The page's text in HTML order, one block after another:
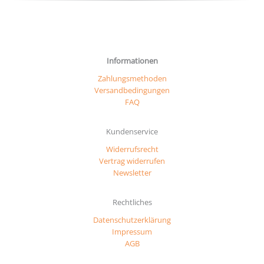
Informationen
Zahlungsmethoden
Versandbedingungen
FAQ
Kundenservice
Widerrufsrecht
Vertrag widerrufen
Newsletter
Rechtliches
Datenschutzerklärung
Impressum
AGB